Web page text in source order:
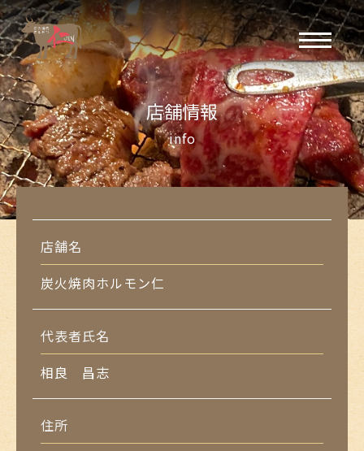
店舗情報
info
店舗名
炭火焼肉ホルモン仁
代表者氏名
相良 昌志
住所